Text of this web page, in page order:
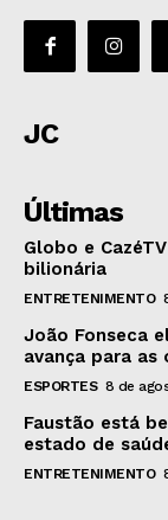
JC
Últimas
Globo e
bilionária
ENTRETENIMENTO
João Fonseca
avança para
ESPORTES 8 de
Faustão está
estado de
ENTRETENIMENTO